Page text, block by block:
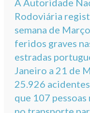
A Autoridade
Rodoviária
semana de
feridos graves
estradas
Janeiro a 21 de
25.926
que 107